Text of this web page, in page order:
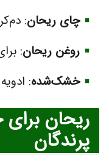
چای ریحان:
روغن ریحان:
خشک‌شده:
ریحان
پرندگان